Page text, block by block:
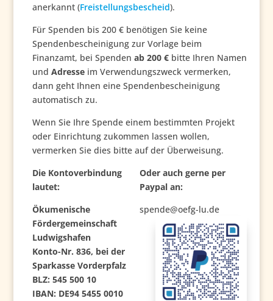
anerkannt (Freistellungsbescheid).
Für Spenden bis 200 € benötigen Sie keine
Spendenbescheinigung zur Vorlage beim
Finanzamt, bei Spenden ab 200 €bitte Ihren Namen
und Adresseim Verwendungszweck vermerken,
dann geht Ihnen eine Spendenbescheinigung
automatisch zu.
Wenn Sie Ihre Spende einem bestimmten Projekt
oder Einrichtung zukommen lassen wollen,
vermerken Sie dies bitte auf der Überweisung.
Die Kontoverbindung
lautet:
Ökumenische
Fördergemeinschaft
Ludwigshafen
Konto-Nr. 836, bei der
Sparkasse Vorderpfalz
BLZ: 545 500 10
IBAN: DE94 5455 0010
Oder auch gerne per
Paypal an:
spende@oefg-lu.de